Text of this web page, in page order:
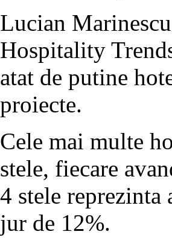
Lucian
Hospitality
atat de putine
proiecte.
Cele mai multe
stele, fiecare
4 stele reprezinta
jur de 12%.